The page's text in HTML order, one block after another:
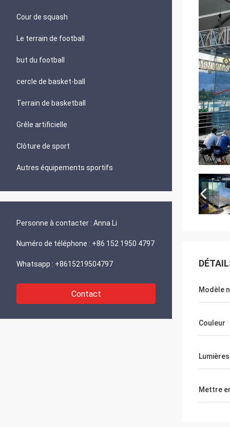
Cour de squash
Le terrain de football
but du football
cercle de basket-ball
Terrain de basketball
Grêle artificielle
Clôture de sport
Autres équipements sportifs
Personne à contacter : Anna Li
Numéro de téléphone : +86 152 1950 4797
Whatsapp : +8615219504797
Contact Modèle
Couleur
Lumières
Mettre